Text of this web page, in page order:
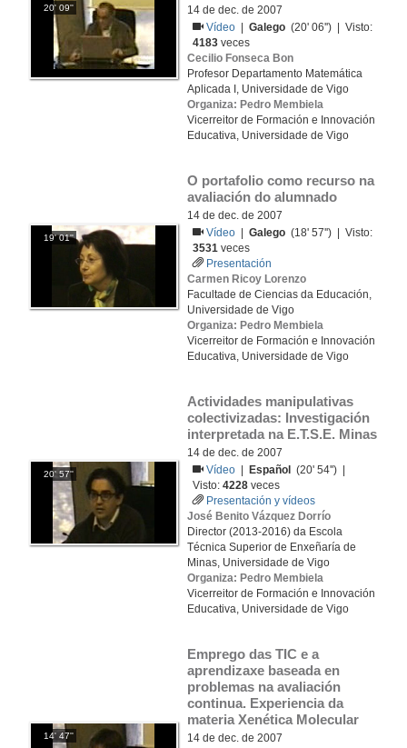
20' 09''
14 de dec. de 2007
Vídeo
|Galego (20' 06'') | Visto:
4183 veces
Cecilio Fonseca Bon
Profesor Departamento Matemática
Aplicada I, Universidade de Vigo
Organiza: Pedro Membiela
Vicerreitor de Formación e Innovación
Educativa, Universidade de Vigo
19' 01''
O portafolio como recurso na
avaliación do alumnado
14 de dec. de 2007
Vídeo
|Galego (18' 57'') | Visto:
3531 veces
Presentación
Carmen Ricoy Lorenzo
Facultade de Ciencias da Educación,
Universidade de Vigo
Organiza: Pedro Membiela
Vicerreitor de Formación e Innovación
Educativa, Universidade de Vigo
20' 57''
Actividades manipulativas
colectivizadas: Investigación
interpretada na E.T.S.E. Minas
14 de dec. de 2007
Vídeo
Español
(20' 54'') |
Visto:4228 veces
Presentación y vídeos
José Benito Vázquez Dorrío
Director (2013-2016) da Escola
Técnica Superior de Enxeñaría de
Minas, Universidade de Vigo
Organiza: Pedro Membiela
Vicerreitor de Formación e Innovación
Educativa, Universidade de Vigo
14' 47''
Emprego das TIC e a
aprendizaxe baseada en
problemas na avaliación
continua. Experiencia da
materia Xenética Molecular
14 de dec. de 2007